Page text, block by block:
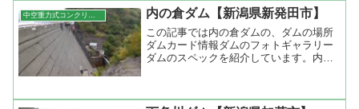
中空重力式コンクリートダム 内の倉ダム【新潟県新発田市】
この記事では内の倉ダムの、ダムの場所
ダムカード情報ダムのフォトギャラリー
ダムのスペックを紹介しています。内の